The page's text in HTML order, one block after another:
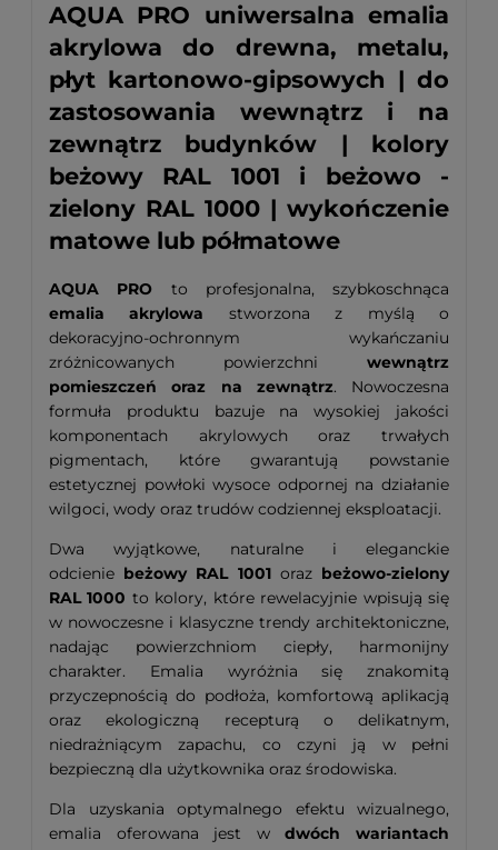
AQUA PRO uniwersalna emalia
akrylowa do drewna, metalu,
płyt kartonowo-gipsowych | do
zastosowania wewnątrz i na
zewnątrz budynków | kolory
beżowy RAL 1001 i beżowo -
zielony RAL 1000 | wykończenie
matowe lub półmatowe
AQUA PRO to profesjonalna, szybkoschnąca
emalia akrylowa stworzona z myślą o
dekoracyjno-ochronnym wykańczaniu
zróżnicowanych powierzchni wewnątrz
pomieszczeń oraz na zewnątrz. Nowoczesna
formuła produktu bazuje na wysokiej jakości
komponentach akrylowych oraz trwałych
pigmentach, które gwarantują powstanie
estetycznej powłoki wysoce odpornej na działanie
wilgoci, wody oraz trudów codziennej eksploatacji.
Dwa wyjątkowe, naturalne i eleganckie
odcienie beżowy RAL 1001oraz beżowo-zielony
RAL 1000 to kolory, które rewelacyjnie wpisują się
w nowoczesne i klasyczne trendy architektoniczne,
nadając powierzchniom ciepły, harmonijny
charakter. Emalia wyróżnia się znakomitą
przyczepnością do podłoża, komfortową aplikacją
oraz ekologiczną recepturą o delikatnym,
niedrażniącym zapachu, co czyni ją w pełni
bezpieczną dla użytkownika oraz środowiska.
Dla uzyskania optymalnego efektu wizualnego,
emalia oferowana jest wdwóch wariantach